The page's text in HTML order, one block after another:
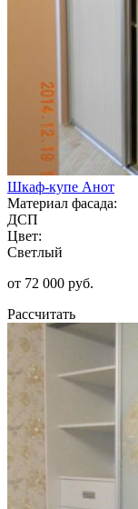
Шкаф-купе Анот
Материал фасада:
ДСП
Цвет:
Светлый
от 72 000 руб.
Рассчитать